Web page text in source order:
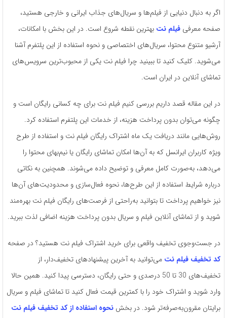
اگر به دنبال دنیایی از فیلم‌ها و سریال‌های جذاب ایرانی و خارجی هستید،
صفحه معرفی فیلم نت بهترین نقطه شروع است. در این بخش با امکانات،
آرشیو متنوع محتوا، سریال‌های اختصاصی و نحوه استفاده از این پلتفرم آشنا
می‌شوید. کلیک کنید تا ببینید چرا فیلم نت یکی از محبوب‌ترین سرویس‌های
تماشای آنلاین در ایران است.
در این مقاله قصد داریم بررسی کنیم فیلم نت برای چه کسانی رایگان است و
چگونه می‌توان بدون پرداخت هزینه، از خدمات این پلتفرم استفاده کرد.
روش‌هایی مانند دریافت یک ماه اشتراک رایگان فیلم نت و استفاده از طرح
ویژه کاربران ایرانسل که به آن‌ها امکان تماشای رایگان یا نیم‌بهای محتوا را
می‌دهد، به‌صورت کامل معرفی و توضیح داده می‌شوند. همچنین به نکاتی
درباره شرایط استفاده از این طرح‌ها، نحوه فعال‌سازی و محدودیت‌های آن‌ها
نیز خواهیم پرداخت تا بتوانید به‌راحتی از فرصت‌های رایگان فیلم نت بهره‌مند
شوید و از تماشای آنلاین فیلم و سریال بدون پرداخت هزینه اضافی لذت ببرید.
در جست‌وجوی تخفیف واقعی برای خرید اشتراک فیلم نت هستید؟ در صفحه
کد تخفیف فیلم نت می‌توانید به آخرین پیشنهادهای تخفیف‌دار، از
تخفیف‌های 30 تا 50 درصدی و حتی رایگان، دسترسی پیدا کنید. همین حالا
وارد شوید و اشتراک خود را با کمترین قیمت فعال کنید تا تماشای فیلم و سریال
برایتان مقرون‌به‌صرفه‌تر شود. در بخش نحوه استفاده از کد تخفیف فیلم نت